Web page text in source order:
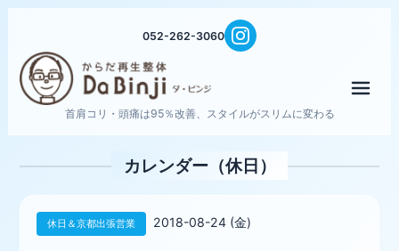
052-262-3060
首肩コリ・頭痛は95％改善、スタイルがスリムに変わる
カレンダー（休日）
休日＆京都出張営業 2018-08-24 (金)